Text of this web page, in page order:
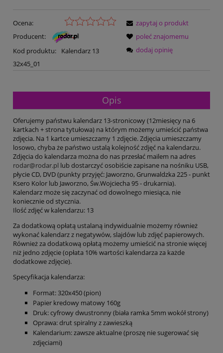
Ocena:
Producent:
Kod produktu:
Kalendarz 13
32x45_01
zapytaj o produkt
poleć znajomemu
dodaj opinię
Opis
Oferujemy państwu kalendarz 13-stronicowy (12miesięcy na 6
kartkach + strona tytułowa) na którym możemy umieścić państwa
zdjęcia. Na 1 kartce umieszczamy 1 zdjęcie. Zdjęcia umieszczamy
losowo, chyba że państwo ustalą kolejność zdjęć na kalendarzu.
Zdjęcia do kalendarza można do nas przesłać mailem na adres
rodar@rodar.pl lub dostarczyć osobiście zapisane na nośniku USB,
płycie CD, DVD (punkty przyjęć: Jaworzno, Grunwaldzka 225 - punkt
Ksero Kolor lub Jaworzno, Św.Wojciecha 95 - drukarnia).
Kalendarz może się zaczynać od dowolnego miesiąca, nie
koniecznie od stycznia.
Ilość zdjęć w kalendarzu: 13
Za dodatkową opłatą ustalaną indywidualnie możemy również
wykonać kalendarz z negatywów, slajdów lub zdjęć papierowych.
Również za dodatkową opłatą możemy umieścić na stronie więcej
niż jedno zdjęcie (opłata 10% wartości kalendarza za każde
dodatkowe zdjęcie).
Specyfikacja kalendarza:
Format: 320x450 (pion)
Papier kredowy matowy 160g
Druk: cyfrowy dwustronny (biała ramka 5mm wokół strony)
Oprawa: drut spiralny z zawieszką
Kalendarium: zawsze aktualne (proszę nie sugerować się
zdjęciami)